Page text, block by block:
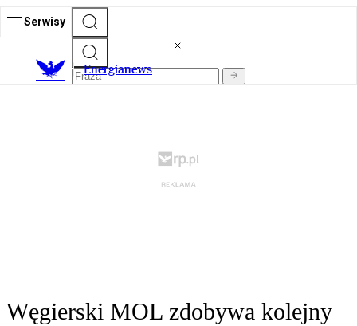
Serwisy
Energianews
Węgierski MOL zdobywa kolejny